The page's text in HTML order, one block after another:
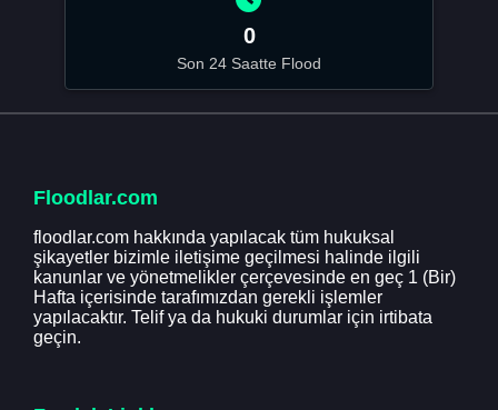
0
Son 24 Saatte Flood
Floodlar.com
floodlar.com hakkında yapılacak tüm hukuksal
şikayetler bizimle iletişime geçilmesi halinde ilgili
kanunlar ve yönetmelikler çerçevesinde en geç 1 (Bir)
Hafta içerisinde tarafımızdan gerekli işlemler
yapılacaktır. Telif ya da hukuki durumlar için irtibata
geçin.